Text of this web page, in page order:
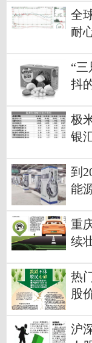
全
耐
“
抖
极
银
到
能
重
续
热
股
沪